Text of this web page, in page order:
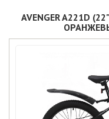
AVENGER A221D